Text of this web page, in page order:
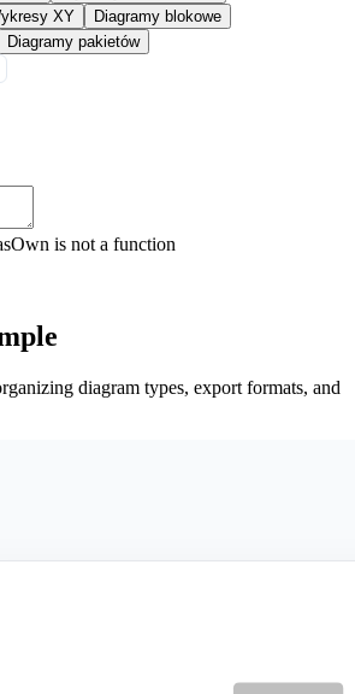
XY
Diagramy blokowe
Diagramy pakietów
is not a function
diagram types, export formats, and